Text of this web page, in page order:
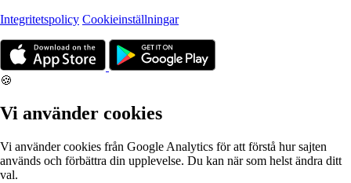
Integritetspolicy Cookieinställningar
🍪
Vi använder cookies
Vi använder cookies från Google Analytics för att förstå hur sajten
används och förbättra din upplevelse. Du kan när som helst ändra ditt
val.